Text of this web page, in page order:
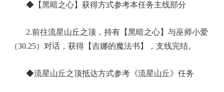
◆【黑暗之心】获得方式参考本任务主线部分
2.前往流星山丘之顶，持有【黑暗之心】与巫师小爱
（30.25）对话，获得【吉娜的魔法书】，支线完结。
◆流星山丘之顶抵达方式参考《流星山丘》任务